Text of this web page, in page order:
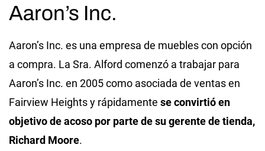
Aaron’s Inc.
Aaron’s Inc. es una empresa de muebles con opción
a compra. La Sra. Alford comenzó a trabajar para
Aaron’s Inc. en 2005 como asociada de ventas en
Fairview Heights y rápidamente se convirtió en
objetivo de acoso por parte de su gerente de tienda,
Richard Moore.